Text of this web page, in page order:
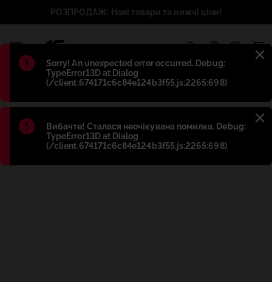
Błąd:
Sorry! An unexpected error occurred. Debug:
TypeError13D at Dialog
(/client.674171c6c84e124b3f55.js:2265:698)
Błąd:
Вибачте! Сталася неочікувана помилка. Debug:
TypeError13D at Dialog
(/client.674171c6c84e124b3f55.js:2265:698)
РОЗПРОДАЖ: Нові товари та нижчі ціни!